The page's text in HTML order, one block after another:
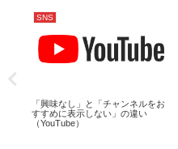
SNS
「興味なし」と「チャンネルをお
すすめに表示しない」の違い
（YouTube）